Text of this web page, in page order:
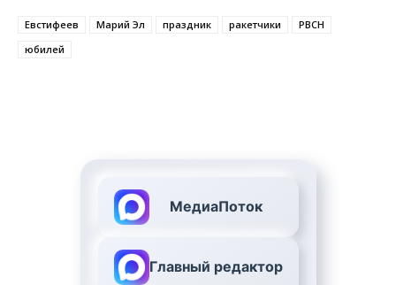
Евстифеев Марий Эл праздник ракетчики
РВСН
юбилей
МедиаПоток
Главный редактор